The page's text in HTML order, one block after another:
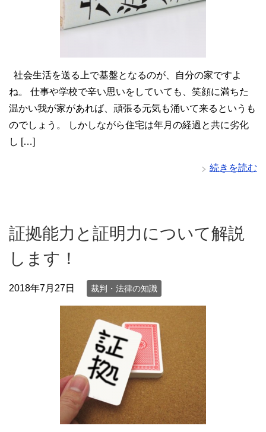
社会生活を送る上で基盤となるのが、自分の家ですよ
ね。 仕事や学校で辛い思いをしていても、笑顔に満ちた
温かい我が家があれば、頑張る元気も涌いて来るというも
のでしょう。 しかしながら住宅は年月の経過と共に劣化
し […]
続きを読む
証拠能力と証明力について解説
します！
2018年7月27日 裁判・法律の知識